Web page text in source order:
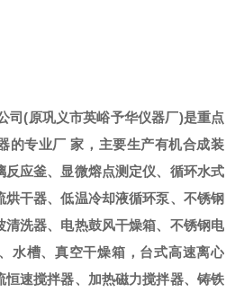
司(原巩义市英峪予华仪器厂)是重点
的专业厂 家，主要生产有机合成装
应釜、显微熔点测定仪、循环水式
烘干器、低温冷却液循环泵、不锈钢
洗器、电热鼓风干燥箱、不锈钢电
水槽、真空干燥箱，台式高速离心
速搅拌器、加热磁力搅拌器、铸铁